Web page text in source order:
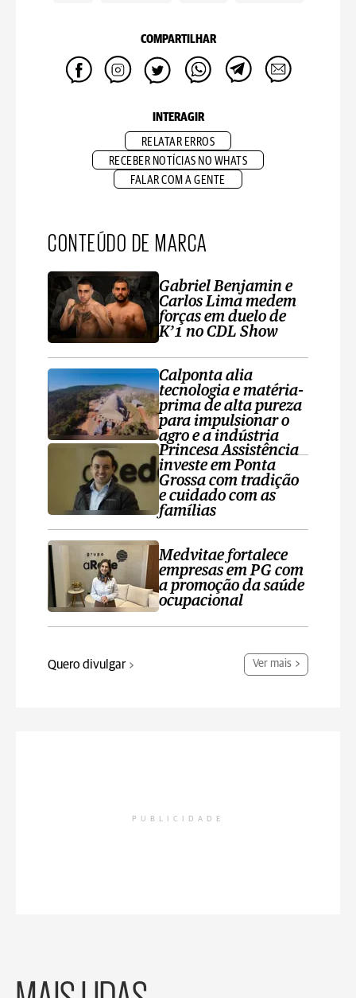
COMPARTILHAR
INTERAGIR
RELATAR ERROS
RECEBER NOTÍCIAS NO WHATS
FALAR COM A GENTE
CONTEÚDO DE MARCA
Gabriel Benjamin e
Carlos Lima medem
forças em duelo de
K’1 no CDL Show
Calponta alia
tecnologia e matéria-
prima de alta pureza
para impulsionar o
agro e a indústria
Princesa Assistência
investe em Ponta
Grossa com tradição
e cuidado com as
famílias
Medvitae fortalece
empresas em PG com
a promoção da saúde
ocupacional
Quero divulgar Ver mais
PUBLICIDADE